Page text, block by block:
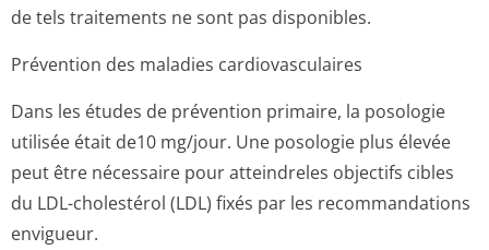
de tels traitements ne sont pas disponibles.
Prévention des maladies cardiovasculaires
Dans les études de prévention primaire, la posologie
utilisée était de10 mg/jour. Une posologie plus élevée
peut être nécessaire pour atteindreles objectifs cibles
du LDL-cholestérol (LDL) fixés par les recommandations
envigueur.